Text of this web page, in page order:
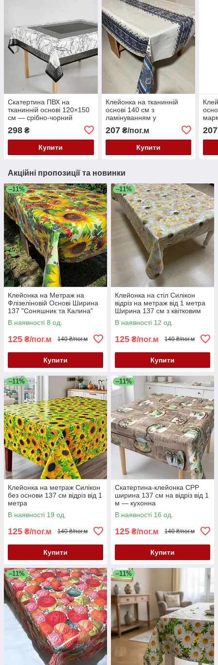
Скатертина ПВХ на
тканинній основі 120×150
см — срібно-чорний
298 ₴
Купити
Клейонка на тканинній
основі 140 см з
ламінуванням у
207₴/пог.м
Купити
207
Акційні пропозиції та новинки
–11%
Клейонка на Метраж на
Флізеліновій Основі Ширина
137 "Соняшник та Калина"
В наявності 8 од.
125 ₴/пог.м 140 ₴/пог.м
Купити
–11%
Клейонка на стіл Силікон
відріз на метраж від 1 метра
Ширина 137 см з квітковим
принтом
В наявності 12 од.
125 ₴/пог.м 140 ₴/пог.м
Купити
–11%
Клейонка на метраж Силікон
без основи 137 см відріз від 1
метра
В наявності 19 од.
125 ₴/пог.м 140 ₴/пог.м
Купити
–11%
Скатертина-клейонка CPP
ширина 137 см на відріз від 1
м — кухонна
В наявності 16 од.
125 ₴/пог.м 140 ₴/пог.м
Купити
–11% –11%